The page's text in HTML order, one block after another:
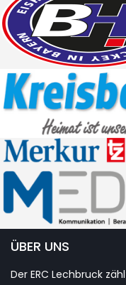
ÜBER UNS
Der ERC Lechbruck